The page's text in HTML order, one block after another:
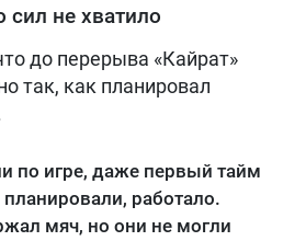
сил не хватило
до перерыва «Кайрат»
так, как планировал
по игре, даже первый тайм
работало.
мяч, но они не могли